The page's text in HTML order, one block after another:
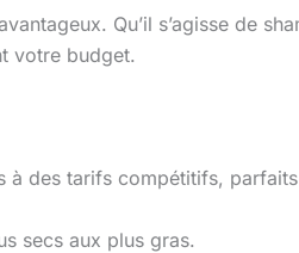
Qu’il s’agisse de
votre budget.
à des tarifs compétitifs,
secs aux plus gras.